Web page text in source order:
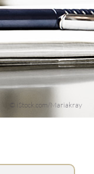
© iStock.com/Mariakray